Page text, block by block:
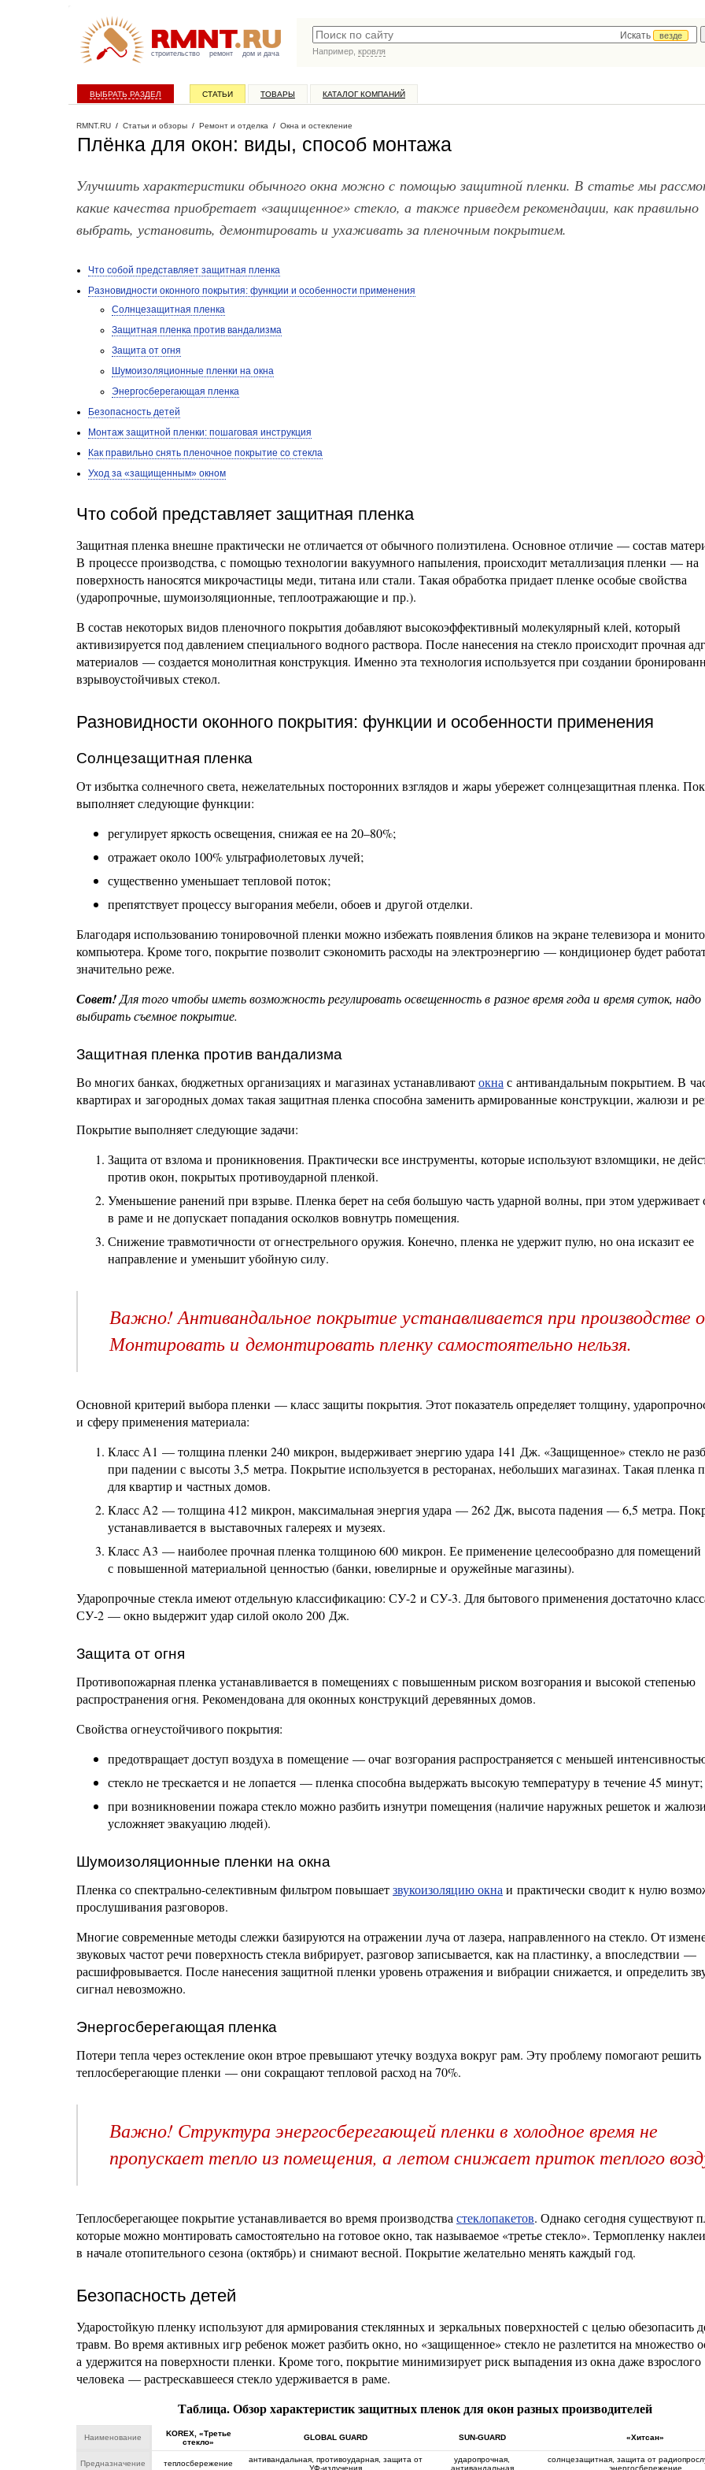
строительство ремонт дом и дача
Искать
везде
Например, кровля
ВЫБРАТЬ РАЗДЕЛ СТАТЬИ ТОВАРЫ КАТАЛОГ КОМПАНИЙ
RMNT.RU / Статьи и обзоры / Ремонт и отделка / Окна и остекление
Плёнка для окон: виды, способ монтажа
Улучшить характеристики обычного окна можно с помощью защитной пленки. В статье мы
какие качества приобретает «защищенное» стекло, а также приведем рекомендации, как правильно
выбрать, установить, демонтировать и ухаживать за пленочным покрытием.
Что собой представляет защитная пленка
Разновидности оконного покрытия: функции и особенности применения
Солнцезащитная пленка
Защитная пленка против вандализма
Защита от огня
Шумоизоляционные пленки на окна
Энергосберегающая пленка
Безопасность детей
Монтаж защитной пленки: пошаговая инструкция
Как правильно снять пленочное покрытие со стекла
Уход за «защищенным» окном
Что собой представляет защитная пленка
Защитная пленка внешне практически не отличается от обычного полиэтилена. Основное отличие — состав
В процессе производства, с помощью технологии вакуумного напыления, происходит металлизация пленки — на
поверхность наносятся микрочастицы меди, титана или стали. Такая обработка придает пленке особые свойства
(ударопрочные, шумоизоляционные, теплоотражающие и пр.).
В состав некоторых видов пленочного покрытия добавляют высокоэффективный молекулярный клей, который
активизируется под давлением специального водного раствора. После нанесения на стекло происходит прочная
материалов — создается монолитная конструкция. Именно эта технология используется при создании
взрывоустойчивых стекол.
Разновидности оконного покрытия: функции и особенности применения
Солнцезащитная пленка
От избытка солнечного света, нежелательных посторонних взглядов и жары убережет солнцезащитная пленка.
выполняет следующие функции:
регулирует яркость освещения, снижая ее на 20–80%;
отражает около 100% ультрафиолетовых лучей;
существенно уменьшает тепловой поток;
препятствует процессу выгорания мебели, обоев и другой отделки.
Благодаря использованию тонировочной пленки можно избежать появления бликов на экране телевизора и
компьютера. Кроме того, покрытие позволит сэкономить расходы на электроэнергию — кондиционер будет
значительно реже.
Совет! Для того чтобы иметь возможность регулировать освещенность в разное время года и время суток, надо
выбирать съемное покрытие.
Защитная пленка против вандализма
Во многих банках, бюджетных организациях и магазинах устанавливаютокна с антивандальным покрытием. В
квартирах и загородных домах такая защитная пленка способна заменить армированные конструкции, жалюзи и
Покрытие выполняет следующие задачи:
Защита от взлома и проникновения. Практически все инструменты, которые используют взломщики, не
против окон, покрытых противоударной пленкой.
Уменьшение ранений при взрыве. Пленка берет на себя большую часть ударной волны, при этом удерживает
в раме и не допускает попадания осколков вовнутрь помещения.
Снижение травмотичности от огнестрельного оружия. Конечно, пленка не удержит пулю, но она исказит ее
направление и уменьшит убойную силу.
Важно! Антивандальное покрытие устанавливается при производстве
Монтировать и демонтировать пленку самостоятельно нельзя.
Основной критерий выбора пленки — класс защиты покрытия. Этот показатель определяет толщину,
и сферу применения материала:
Класс А1 — толщина пленки 240 микрон, выдерживает энергию удара 141 Дж. «Защищенное» стекло не
при падении с высоты 3,5 метра. Покрытие используется в ресторанах, небольших магазинах. Такая пленка
для квартир и частных домов.
Класс А2 — толщина 412 микрон, максимальная энергия удара — 262 Дж, высота падения — 6,5 метра.
устанавливается в выставочных галереях и музеях.
Класс А3 — наиболее прочная пленка толщиною 600 микрон. Ее применение целесообразно для помещений
с повышенной материальной ценностью (банки, ювелирные и оружейные магазины).
Ударопрочные стекла имеют отдельную классификацию: СУ-2 и СУ-3. Для бытового применения достаточно
СУ-2 — окно выдержит удар силой около 200 Дж.
Защита от огня
Противопожарная пленка устанавливается в помещениях с повышенным риском возгорания и высокой степенью
распространения огня. Рекомендована для оконных конструкций деревянных домов.
Свойства огнеустойчивого покрытия:
предотвращает доступ воздуха в помещение — очаг возгорания распространяется с меньшей
стекло не трескается и не лопается — пленка способна выдержать высокую температуру в течение 45 минут;
при возникновении пожара стекло можно разбить изнутри помещения (наличие наружных решеток и жалюзи
усложняет эвакуацию людей).
Шумоизоляционные пленки на окна
Пленка со спектрально-селективным фильтром повышаетзвукоизоляцию окна и практически сводит к нулю
прослушивания разговоров.
Многие современные методы слежки базируются на отражении луча от лазера, направленного на стекло. От
звуковых частот речи поверхность стекла вибрирует, разговор записывается, как на пластинку, а впоследствии —
расшифровывается. После нанесения защитной пленки уровень отражения и вибрации снижается, и определить
сигнал невозможно.
Энергосберегающая пленка
Потери тепла через остекление окон втрое превышают утечку воздуха вокруг рам. Эту проблему помогают решить
теплосберегающие пленки — они сокращают тепловой расход на 70%.
Важно! Структура энергосберегающей пленки в холодное время не
пропускает тепло из помещения, а летом снижает приток теплого
Теплосберегающее покрытие устанавливается во время производства стеклопакетов. Однако сегодня существуют
которые можно монтировать самостоятельно на готовое окно, так называемое «третье стекло». Термопленку
в начале отопительного сезона (октябрь) и снимают весной. Покрытие желательно менять каждый год.
Безопасность детей
Ударостойкую пленку используют для армирования стеклянных и зеркальных поверхностей с целью обезопасить
травм. Во время активных игр ребенок может разбить окно, но «защищенное» стекло не разлетится на множество
а удержится на поверхности пленки. Кроме того, покрытие минимизирует риск выпадения из окна даже взрослого
человека — растрескавшееся стекло удерживается в раме.
Таблица. Обзор характеристик защитных пленок для окон разных производителей
Наименование
KOREX, «Третье
стекло»
GLOBAL GUARD SUN-GUARD «Хитсан»
Предназначение теплосбережение
антивандальная, противоударная, защита от
УФ-излучения
ударопрочная,
антивандальная
солнцезащитная, защита от
энергосбережение